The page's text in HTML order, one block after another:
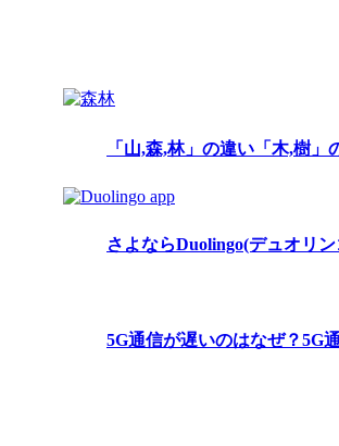
「山,森,林」の違い「木,樹
さよならDuolingo(デュオリ
5G通信が遅いのはなぜ？5G